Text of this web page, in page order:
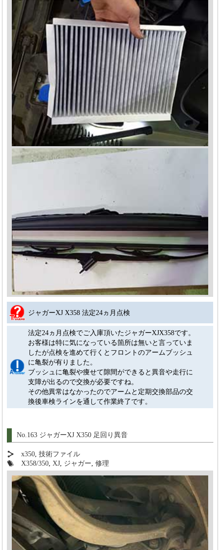
ジャガーXJ X358 法定24ヵ月点検
法定24ヵ月点検でご入庫頂いたジャガーXJX358です。
お客様は特に気になっている箇所は無いと言っていま
したが点検を進めて行くとフロントのアームブッシュ
に亀裂が有りました。
ブッシュに亀裂や痩せて隙間ができると異音や走行に
支障が出るので交換が必要ですね。
その他異常はなかったのでアームと定期交換部品の交
換後車検ラインを通して作業終了です。
No.163 ジャガーXJ X350 足回り異音
x350 ,技術ファイル
X358/350 XJ ジャガー ,修理